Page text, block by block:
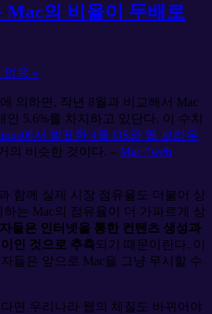
Mac의 비율이 두배로
없음 »
에 의하면, 작년 8월과 비교해서 Mac
5.6%를 차지하고 있단다. 이 수치
에서 발표한 4월 OS와 웹 브라우
의 비슷한 것이다. – Mac “web
함께 실제 시장 점유율도 더불어 상
는 Mac의 점유율이 더 가파르게 상
들은 인터넷을 통한 컨텐츠 생성과
인 것으로 추측되기 때문이란다. 이
들은 앞으로 Mac을 그냥 무시할 수
면 우리나라 웹의 체질도 바뀌어야